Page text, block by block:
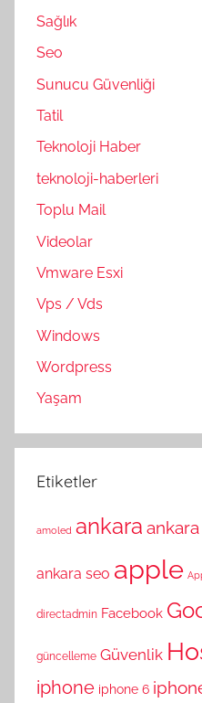
Sağlık
Seo
Sunucu Güvenliği
Tatil
Teknoloji Haber
teknoloji-haberleri
Toplu Mail
Videolar
Vmware Esxi
Vps / Vds
Windows
Wordpress
Yaşam
Etiketler
amoled ankara
ankara seo apple
directadmin Facebook
güncelleme Güvenlik
iphone iphone 6